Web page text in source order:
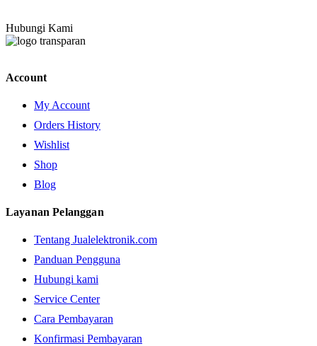
Hubungi Kami
Account
My Account
Orders History
Wishlist
Shop
Blog
Layanan Pelanggan
Tentang Jualelektronik.com
Panduan Pengguna
Hubungi kami
Service Center
Cara Pembayaran
Konfirmasi Pembayaran